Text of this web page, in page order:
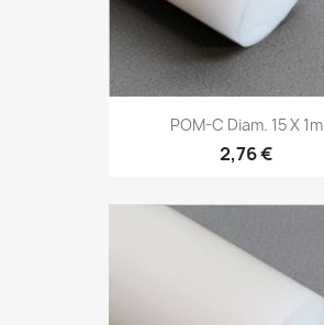
POM-C Diam. 15 X 1m
2,76 €